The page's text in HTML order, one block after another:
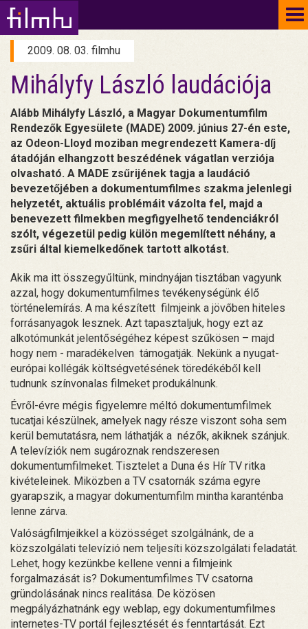
2009. 08. 03. filmhu
Mihályfy László laudációja
Alább Mihályfy László, a Magyar Dokumentumfilm
Rendezők Egyesülete (MADE) 2009. június 27-én este,
az Odeon-Lloyd moziban megrendezett Kamera-díj
átadóján elhangzott beszédének vágatlan verziója
olvasható. A MADE zsűrijének tagja a laudáció
bevezetőjében a dokumentumfilmes szakma jelenlegi
helyzetét, aktuális problémáit vázolta fel, majd a
benevezett filmekben megfigyelhető tendenciákról
szólt, végezetül pedig külön megemlített néhány, a
zsűri által kiemelkedőnek tartott alkotást.
Akik ma itt összegyűltünk, mindnyájan tisztában vagyunk
azzal, hogy dokumentumfilmes tevékenységünk élő
történelemírás. A ma készített filmjeink a jövőben hiteles
forrásanyagok lesznek. Azt tapasztaljuk, hogy ezt az
alkotómunkát jelentőségéhez képest szűkösen – majd
hogy nem - maradékelven támogatják. Nekünk a nyugat-
európai kollégák költségvetésének töredékéből kell
tudnunk színvonalas filmeket produkálnunk.
Évről-évre mégis figyelemre méltó dokumentumfilmek
tucatjai készülnek, amelyek nagy része viszont soha sem
kerül bemutatásra, nem láthatják a nézők, akiknek szánjuk.
A televíziók nem sugároznak rendszeresen
dokumentumfilmeket. Tisztelet a Duna és Hír TV ritka
kivételeinek. Miközben a TV csatornák száma egyre
gyarapszik, a magyar dokumentumfilm mintha karanténba
lenne zárva.
Valóságfilmjeikkel a közösséget szolgálnánk, de a
közszolgálati televízió nem teljesíti közszolgálati feladatát.
Lehet, hogy kezünkbe kellene venni a filmjeink
forgalmazását is? Dokumentumfilmes TV csatorna
gründolásának nincs realitása. De közösen
megpályázhatnánk egy weblap, egy dokumentumfilmes
internetes-TV portál fejlesztését és fenntartását. Ezt